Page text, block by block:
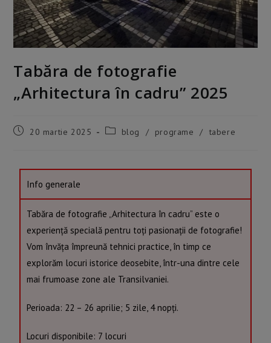
Tabăra de fotografie
„Arhitectura în cadru” 2025
20 martie 2025 blog / programe / tabere
Info generale
Tabăra de fotografie „Arhitectura în cadru” este o
experiență specială pentru toți pasionații de fotografie!
Vom învăța împreună tehnici practice, în timp ce
explorăm locuri istorice deosebite, într-una dintre cele
mai frumoase zone ale Transilvaniei.
Perioada: 22 – 26 aprilie; 5 zile, 4 nopți.
Locuri disponibile: 7 locuri